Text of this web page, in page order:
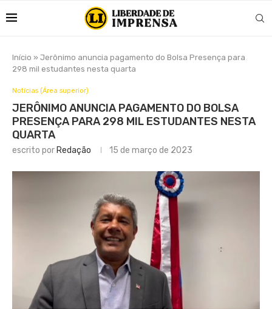
Início » Jerônimo anuncia pagamento do Bolsa Presença para
298 mil estudantes nesta quarta
Notícias (Área superior)
JERÔNIMO ANUNCIA PAGAMENTO DO BOLSA
PRESENÇA PARA 298 MIL ESTUDANTES NESTA
QUARTA
escrito por Redação 15 de março de 2023